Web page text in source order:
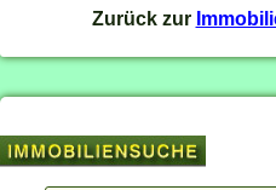
Zurück zur